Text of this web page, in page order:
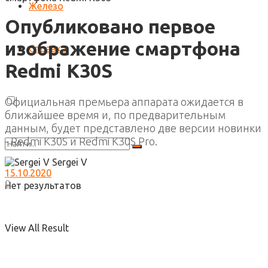
Железо
Справка
Нет результатов
View All Result
Опубликовано первое
изображение смартфона
Redmi K30S
Официальная премьера аппарата ожидается в
ближайшее время и, по предварительным
данным, будет представлено две версии новинки
- Redmi K30S и Redmi K30S Pro.
Sergei V
15.10.2020
0